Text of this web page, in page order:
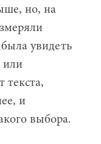
но, на
увидеть
или
текста,
и
выбора.